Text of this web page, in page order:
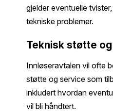
gjelder eventuelle
tekniske problemer.
Teknisk støtte
Innløseravtalen vil ofte
støtte og service som
inkludert hvordan
vil bli håndtert.